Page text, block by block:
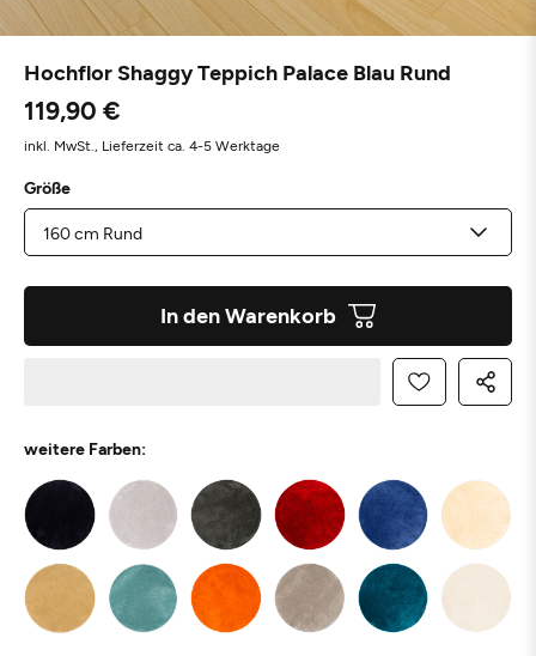
Hochflor Shaggy Teppich Palace Blau Rund
119,90 €
inkl. MwSt., Lieferzeit ca. 4-5 Werktage
Größe
In den Warenkorb
weitere Farben: